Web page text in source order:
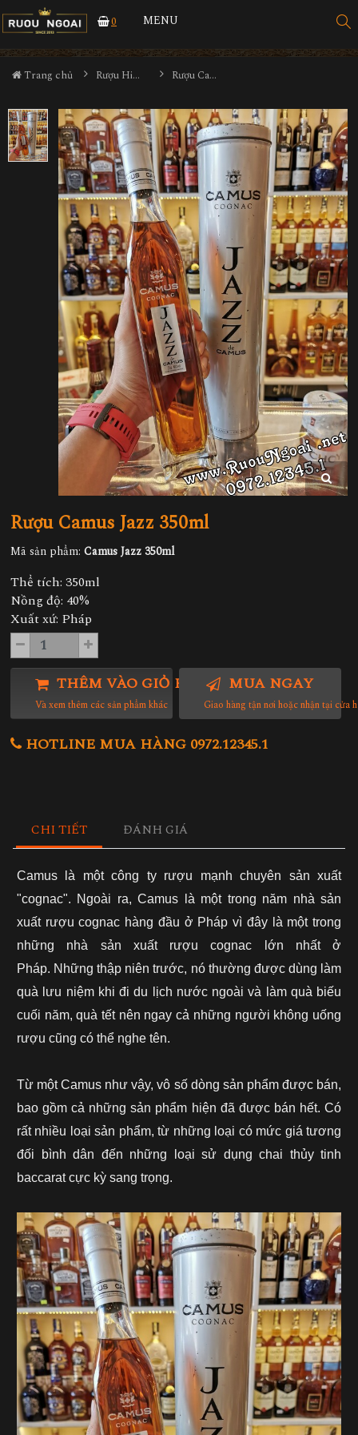
0 MENU
Trang chủ Rượu Hiếm - Cũ Rượu Camus Jazz 350ml
Rượu Camus Jazz 350ml
Mã sản phẩm: Camus Jazz 350ml
Thể tích: 350ml
Nồng độ: 40%
Xuất xứ: Pháp
THÊM VÀO GIỎ HÀNG
Và xem thêm các sản phẩm khác
MUA NGAY
Giao hàng tận nơi hoặc nhận tại cửa
HOTLINE MUA HÀNG 0972.12345.1
CHI TIẾT ĐÁNH GIÁ
Camus là một công ty rượu mạnh chuyên sản xuất
"cognac". Ngoài ra, Camus là một trong năm nhà sản
xuất rượu cognac hàng đầu ở Pháp vì đây là một trong
những nhà sản xuất rượu cognac lớn nhất ở
Pháp. Những thập niên trước, nó thường được dùng làm
quà lưu niệm khi đi du lịch nước ngoài và làm quà biếu
cuối năm, quà tết nên ngay cả những người không uống
rượu cũng có thể nghe tên.
Từ một Camus như vậy, vô số dòng sản phẩm được bán,
bao gồm cả những sản phẩm hiện đã được bán hết. Có
rất nhiều loại sản phẩm, từ những loại có mức giá tương
đối bình dân đến những loại sử dụng chai thủy tinh
baccarat cực kỳ sang trọng.